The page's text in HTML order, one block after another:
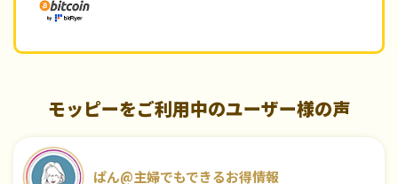
モッピーをご利用中のユーザー様の声
ぱん@主婦でもできるお得情報